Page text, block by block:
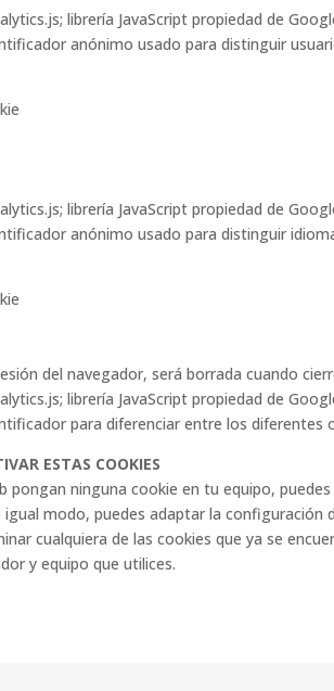
librería JavaScript propiedad de
anónimo usado para distinguir
librería JavaScript propiedad de
anónimo usado para distinguir
del navegador, será borrada cuando
librería JavaScript propiedad de
para diferenciar entre los diferentes
ESTAS COOKIES
pongan ninguna cookie en tu equipo,
modo, puedes adaptar la
cualquiera de las cookies que ya se
y equipo que utilices.